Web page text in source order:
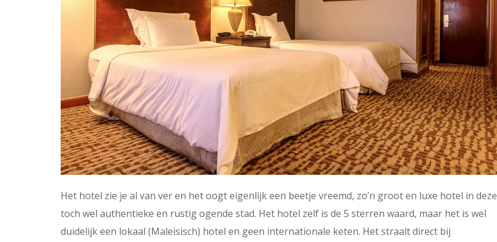
Het hotel zie je al van ver en het oogt eigenlijk een beetje vreemd, zo’n groot en luxe hotel in deze
toch wel authentieke en rustig ogende stad. Het hotel zelf is de 5 sterren waard, maar het is wel
duidelijk een lokaal (Maleisisch) hotel en geen internationale keten. Het straalt direct bij